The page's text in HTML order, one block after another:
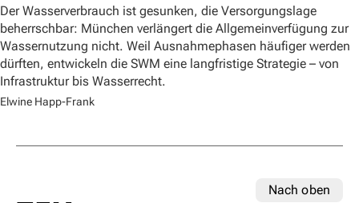
Der Wasserverbrauch ist gesunken, die Versorgungslage
beherrschbar: München verlängert die Allgemeinverfügung zur
Wassernutzung nicht. Weil Ausnahmephasen häufiger werden
dürften, entwickeln die SWM eine langfristige Strategie – von
Infrastruktur bis Wasserrecht.
Elwine Happ-Frank
Nach oben